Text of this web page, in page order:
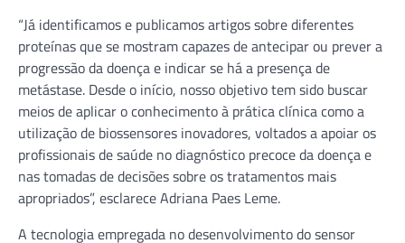
“Já identificamos e publicamos artigos sobre diferentes
proteínas que se mostram capazes de antecipar ou prever a
progressão da doença e indicar se há a presença de
metástase. Desde o início, nosso objetivo tem sido buscar
meios de aplicar o conhecimento à prática clínica como a
utilização de biossensores inovadores, voltados a apoiar os
profissionais de saúde no diagnóstico precoce da doença e
nas tomadas de decisões sobre os tratamentos mais
apropriados”, esclarece Adriana Paes Leme.
A tecnologia empregada no desenvolvimento do sensor